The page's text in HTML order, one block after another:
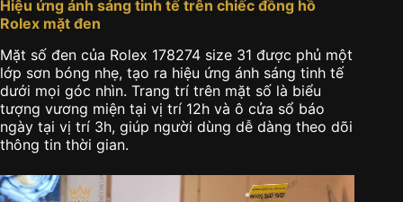
Hiệu ứng ánh sáng tinh tế trên chiếc đồng hồ
Rolex mặt đen
Mặt số đen của Rolex 178274 size 31 được phủ một
lớp sơn bóng nhẹ, tạo ra hiệu ứng ánh sáng tinh tế
dưới mọi góc nhìn. Trang trí trên mặt số là biểu
tượng vương miện tại vị trí 12h và ô cửa sổ báo
ngày tại vị trí 3h, giúp người dùng dễ dàng theo dõi
thông tin thời gian.